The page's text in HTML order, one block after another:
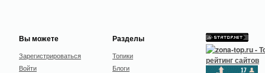
Вы можете
Зарегистрироваться
Войти
Разделы
Топики
Блоги